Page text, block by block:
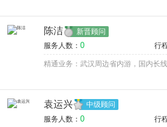
陈洁 新晋顾问
服务人数： 0 行
精通业务：武汉周边省内游，国内长
袁运兴 中级顾问
服务人数： 0 行